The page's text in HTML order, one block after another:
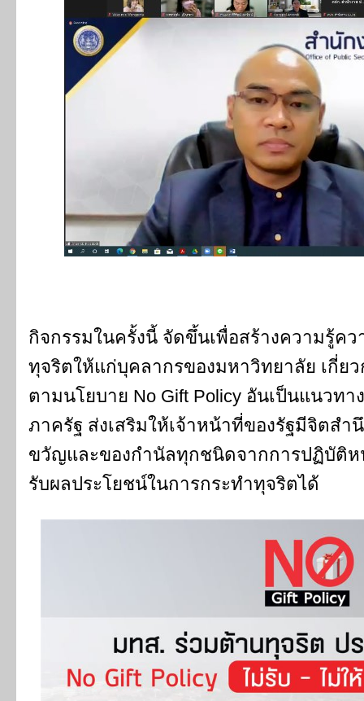
กิจกรรมในครั้งนี้ จัดขึ้นเพื่อสร้างความรู้คว
ทุจริตให้แก่บุคลากรของมหาวิทยาลัย เกี่ย
ตามนโยบาย No Gift Policy อันเป็นแนวท
ภาครัฐ ส่งเสริมให้เจ้าหน้าที่ของรัฐมีจิตสำ
ขวัญและของกำนัลทุกชนิดจากการปฏิบัติห
รับผลประโยชน์ในการกระทำทุจริตได้